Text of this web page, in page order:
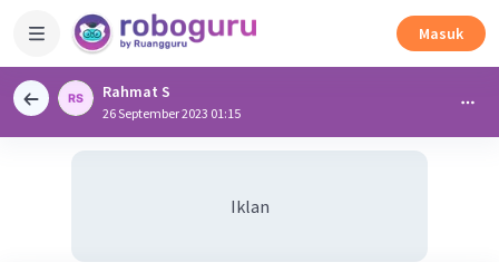
Masuk
Rahmat S
26 September 2023 01:15
Iklan